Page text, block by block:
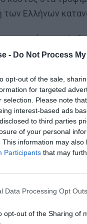
- Do Not Process
opt-out of the sale,
for targeted
selection. Please note
interest-based ads
to third parties
of your personal
This information may
Participants that may
Data Processing Opt Outs
opt-out of the Sharing of
των Ελλήνων
«εισαγόμενο
Και η αλήθεια
ελληνική
τον Ετιέν Καμαρά
από τον